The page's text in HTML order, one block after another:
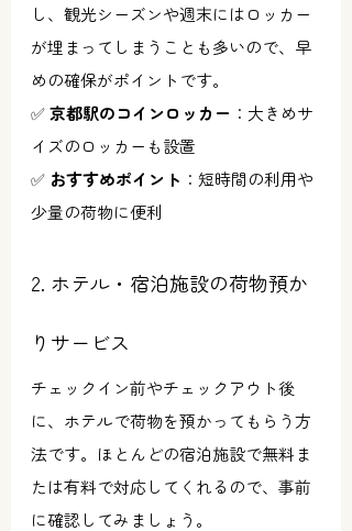
し、観光シーズンや週末にはロッカー
が埋まってしまうことも多いので、早
めの確保がポイントです。
✅ 京都駅のコインロッカー ：大きめサ
イズのロッカーも設置
✅ おすすめポイント ：短時間の利用や
少量の荷物に便利
2. ホテル・宿泊施設の荷物預か
りサービス
チェックイン前やチェックアウト後
に、ホテルで荷物を預かってもらう方
法です。ほとんどの宿泊施設で無料ま
たは有料で対応してくれるので、事前
に確認してみましょう。